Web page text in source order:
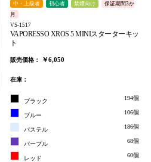
中・上級者
初心者 禁煙向け
保証期間3か
月
VS-1517
VAPORESSO XROS 5 MINIスターターキッ
ト
販売価格： ￥6,050
在庫：
ブラック 194個
ブルー 106個
パステル 186個
パープル 68個
レッド 60個